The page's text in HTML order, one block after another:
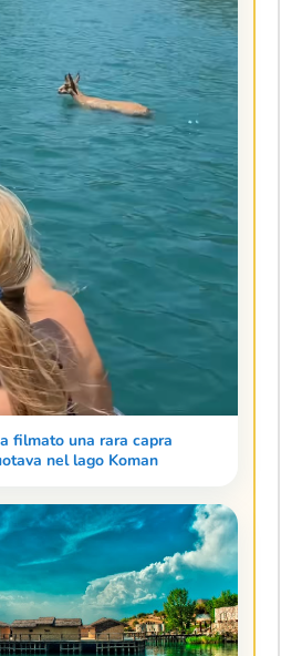
filmato una rara capra
nel lago Koman